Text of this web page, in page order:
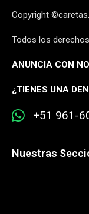
Copyright
Todos los
ANUNCIA CON
¿TIENES UNA
+51 961-
Nuestras